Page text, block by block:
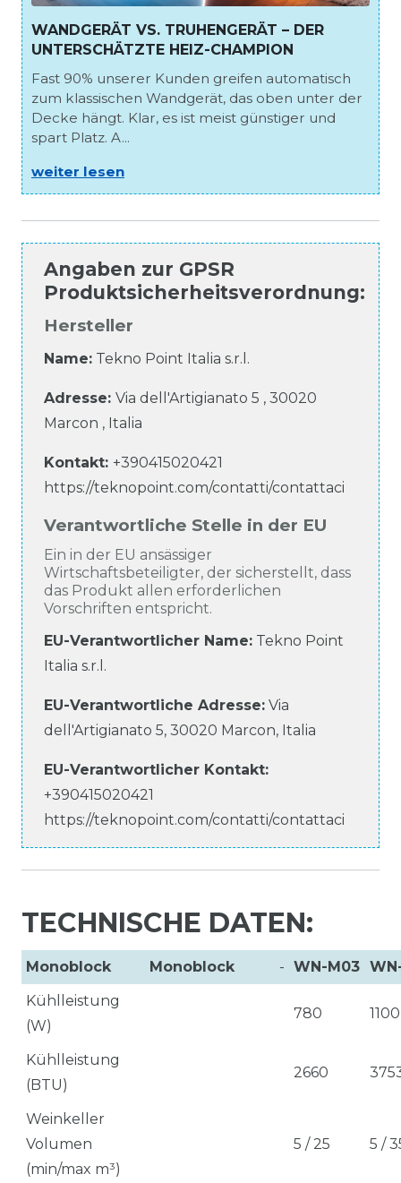
WANDGERÄT VS. TRUHENGERÄT – DER
UNTERSCHÄTZTE HEIZ-CHAMPION
Fast 90% unserer Kunden greifen automatisch
zum klassischen Wandgerät, das oben unter der
Decke hängt. Klar, es ist meist günstiger und
spart Platz. A...
weiter lesen
Angaben zur GPSR
Produktsicherheitsverordnung:
Hersteller
Name: Tekno Point Italia s.r.l.
Adresse: Via dell'Artigianato 5 , 30020
Marcon , Italia
Kontakt: +390415020421
https://teknopoint.com/contatti/contattaci
Verantwortliche Stelle in der EU
Ein in der EU ansässiger
Wirtschaftsbeteiligter, der sicherstellt, dass
das Produkt allen erforderlichen
Vorschriften entspricht.
EU-Verantwortlicher Name: Tekno Point
Italia s.r.l.
EU-Verantwortliche Adresse: Via
dell'Artigianato 5, 30020 Marcon, Italia
EU-Verantwortlicher Kontakt:
+390415020421
https://teknopoint.com/contatti/contattaci
TECHNISCHE DATEN:
Monoblock Monoblock - WN-M03
Kühlleistung
(W)
780 1100
Kühlleistung
(BTU)
2660
Weinkeller
Volumen
(min/max m³)
5 / 25 5 /